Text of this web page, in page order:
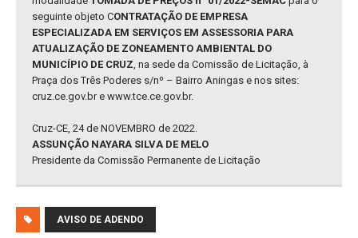
seguinte objeto CONTRATAÇÃO DE EMPRESA
ESPECIALIZADA EM SERVIÇOS EM ASSESSORIA PARA
ATUALIZAÇÃO DE ZONEAMENTO AMBIENTAL DO
MUNICÍPIO DE CRUZ, na sede da Comissão de Licitação, à
Praça dos Três Poderes s/nº – Bairro Aningas e nos sites:
cruz.ce.gov.br e www.tce.ce.gov.br.
Cruz-CE, 24 de NOVEMBRO de 2022.
ASSUNÇÃO NAYARA SILVA DE MELO
Presidente da Comissão Permanente de Licitação
AVISO DE ADENDO